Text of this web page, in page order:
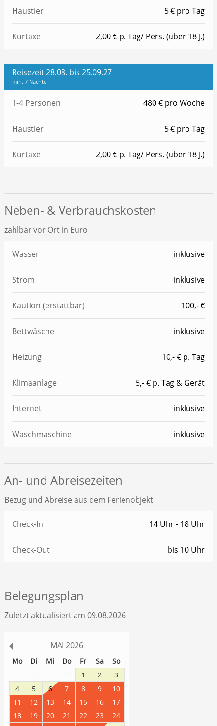
Haustier 5 € pro Tag
Kurtaxe 2,00 € p. Tag/ Pers. (über 18 J.)
Reisezeit 28.08. bis 25.09.27
min. 7 Nächte
1-4 Personen 480 € pro Woche
Haustier 5 € pro Tag
Kurtaxe 2,00 € p. Tag/ Pers. (über 18 J.)
Neben- & Verbrauchskosten
zahlbar vor Ort in Euro
Wasser inklusive
Strom inklusive
Kaution (erstattbar) 100,- €
Bettwäsche inklusive
Heizung 10,- € p. Tag
Klimaanlage 5,- € p. Tag & Gerät
Internet inklusive
Waschmaschine inklusive
An- und Abreisezeiten
Bezug und Abreise aus dem Ferienobjekt
Check-In 14 Uhr - 18 Uhr
Check-Out bis 10 Uhr
Belegungsplan
Zuletzt aktualisiert am 09.08.2026
MAI 2026
Mo Di Mi Do Fr Sa
So
1 2
3
4
5 6 7 8 9
10
11
12 13 14 15 16
17
18
19 20 21 22 23
24